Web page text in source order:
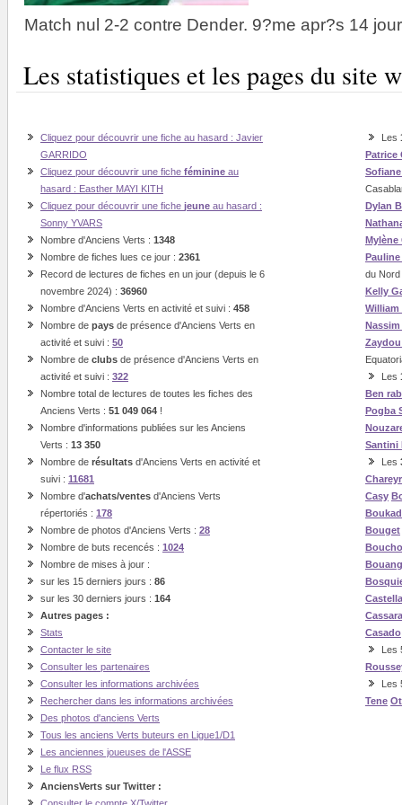
Match nul 2-2 contre Dender. 9?me apr?s 14
Les statistiques et les pages du site
Cliquez pour découvrir une fiche au hasard : Javier
GARRIDO
Cliquez pour découvrir une fiche féminine au
hasard : Easther MAYI KITH
Cliquez pour découvrir une fiche jeune au hasard :
Sonny YVARS
Nombre d'Anciens Verts : 1348
Nombre de fiches lues ce jour : 2361
Record de lectures de fiches en un jour (depuis le 6
novembre 2024) : 36960
Nombre d'Anciens Verts en activité et suivi : 458
Nombre de pays de présence d'Anciens Verts en
activité et suivi : 50
Nombre de clubs de présence d'Anciens Verts en
activité et suivi : 322
Nombre total de lectures de toutes les fiches des
Anciens Verts : 51 049 064 !
Nombre d'informations publiées sur les Anciens
Verts : 13 350
Nombre de résultats d'Anciens Verts en activité et
suivi : 11681
Nombre d'achats/ventes d'Anciens Verts
répertoriés : 178
Nombre de photos d'Anciens Verts : 28
Nombre de buts recencés : 1024
Nombre de mises à jour :
sur les 15 derniers jours : 86
sur les 30 derniers jours : 164
Autres pages :
Stats
Contacter le site
Consulter les partenaires
Consulter les informations archivées
Rechercher dans les informations archivées
Des photos d'anciens Verts
Tous les anciens Verts buteurs en Ligue1/D1
Les anciennes joueuses de l'ASSE
Le flux RSS
AnciensVerts sur Twitter :
Les
Patrice
Dylan
Mylène
du Nord
Kelly
William
Les
Ben
Pogba
Santini
Les
Casy
Bouget
Cassara
Casado
Les
Les
Tene